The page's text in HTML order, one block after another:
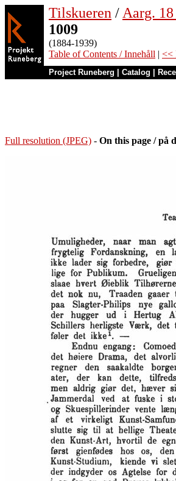
Tilskueren / Aarg.
1009
(1884-1939)
Table of Contents / Innehåll | <<
Project Runeberg Catalog
Full resolution (JPEG) - On this page / på